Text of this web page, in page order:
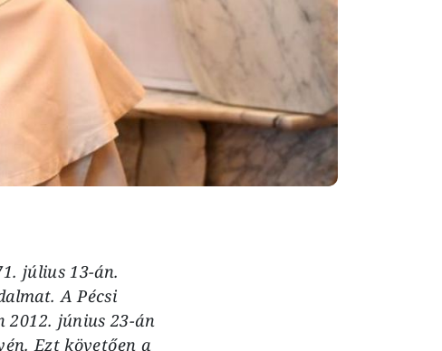
július 13-án.
A Pécsi
2012. június 23-án
Ezt követően a